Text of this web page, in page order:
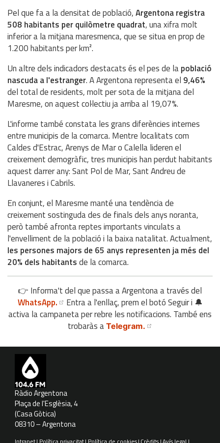
Pel que fa a la densitat de població,Argentona registra
508 habitants per quilòmetre quadrat, una xifra molt
inferior a la mitjana maresmenca, que se situa en prop de
1.200 habitants per km².
Un altre dels indicadors destacats és el pes de lapoblació
nascuda a l'estranger. A Argentona representa el 9,46%
del total de residents, molt per sota de la mitjana del
Maresme, on aquest col·lectiu ja arriba al 19,07%.
L'informe també constata les grans diferències internes
entre municipis de la comarca. Mentre localitats com
Caldes d'Estrac, Arenys de Mar o Calella lideren el
creixement demogràfic, tres municipis han perdut habitants
aquest darrer any: Sant Pol de Mar, Sant Andreu de
Llavaneres i Cabrils.
En conjunt, el Maresme manté una tendència de
creixement sostinguda des de finals dels anys noranta,
però també afronta reptes importants vinculats a
l'envelliment de la població i la baixa natalitat. Actualment,
les persones majors de 65 anys representen ja més del
20% dels habitantsde la comarca.
👉 Informa't del que passa a Argentona a través del
WhatsApp.
Entra a l'enllaç, prem el botó Seguir i 🔔
activa la campaneta per rebre les notificacions. També ens
trobaràs a Telegram.
Ràdio Argentona
Plaça de l'Esglèsia, 4
(Casa Gòtica)
08310 – Argentona